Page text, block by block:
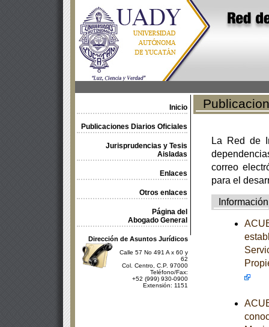
Inicio
Publicaciones Diarios Oficiales
Jurisprudencias y Tesis
Aisladas
Enlaces
Otros enlaces
Página del
Abogado General
Dirección de Asuntos Jurídicos
Calle 57 No 491 A x 60 y
62
Col. Centro, C.P. 97000
Teléfono/Fax:
+52 (999) 930-0900
Extensión: 1151
La Red de
correo
para el
Información